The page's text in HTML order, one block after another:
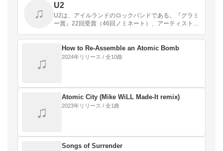
♫
U2
U2は、アイルランドのロックバンドである。『グラミ
ー賞』22回受賞（46回ノミネート）、アーティストグ
る。
♫
How to Re‐Assemble an Atomic Bomb
2024年リリース / 全10曲
♫
Atomic City (Mike WiLL Made‐It remix)
2023年リリース / 全1曲
Songs of Surrender